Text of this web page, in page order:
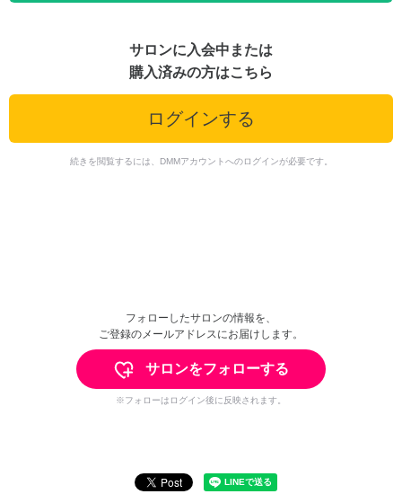
サロンに入会中または
購入済みの方はこちら
ログインする
続きを閲覧するには、DMMアカウントへのログインが必要です。
フォローしたサロンの情報を、
ご登録のメールアドレスにお届けします。
サロンをフォローする
※フォローはログイン後に反映されます。